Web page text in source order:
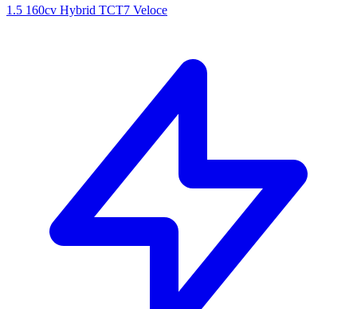
1.5 160cv Hybrid TCT7 Veloce